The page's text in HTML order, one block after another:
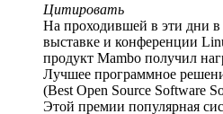
Цитировать
На проходившей в эти дни
выставке и конференции
продукт Mambo получил
Лучшее программное
(Best Open Source Software
Этой премии популярная